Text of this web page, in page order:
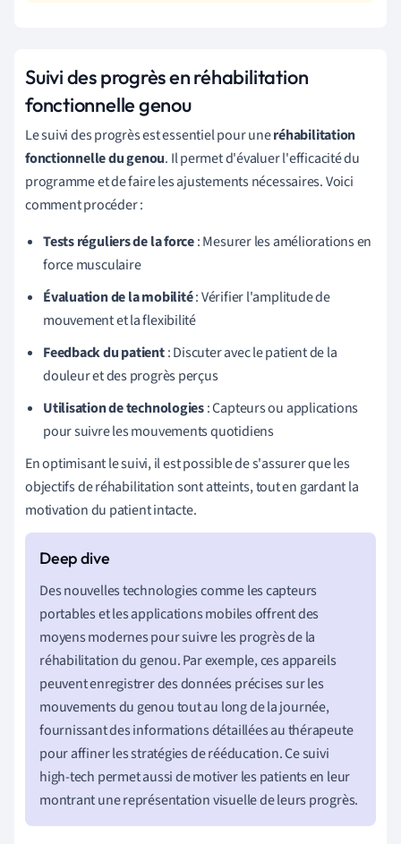
Suivi des progrès en réhabilitation
fonctionnelle genou
Le suivi des progrès est essentiel pour uneréhabilitation
fonctionnelle du genou. Il permet d'évaluer l'efficacité du
programme et de faire les ajustements nécessaires. Voici
comment procéder :
Tests réguliers de la force: Mesurer les améliorations en
force musculaire
Évaluation de la mobilité: Vérifier l'amplitude de
mouvement et la flexibilité
Feedback du patient: Discuter avec le patient de la
douleur et des progrès perçus
Utilisation de technologies: Capteurs ou applications
pour suivre les mouvements quotidiens
En optimisant le suivi, il est possible de s'assurer que les
objectifs de réhabilitation sont atteints, tout en gardant la
motivation du patient intacte.
Des nouvelles technologies comme les capteurs
portables et les applications mobiles offrent des
moyens modernes pour suivre les progrès de la
réhabilitation du genou. Par exemple, ces appareils
peuvent enregistrer des données précises sur les
mouvements du genou tout au long de la journée,
fournissant des informations détaillées au thérapeute
pour affiner les stratégies de rééducation. Ce suivi
high-tech permet aussi de motiver les patients en leur
montrant une représentation visuelle de leurs progrès.